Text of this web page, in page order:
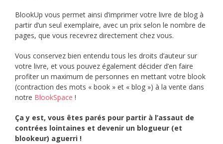
BlookUp vous permet ainsi d’imprimer votre livre de blog à
partir d’un seul exemplaire, avec un prix selon le nombre de
pages, que vous recevrez directement chez vous.
Vous conservez bien entendu tous les droits d’auteur sur
votre livre, et vous pouvez également décider d’en faire
profiter un maximum de personnes en mettant votre blook
(contraction des mots « book » et « blog ») à la vente dans
notre BlookSpace !
Ça y est, vous êtes parés pour partir à l’assaut de
contrées lointaines et devenir un blogueur (et
blookeur) aguerri !